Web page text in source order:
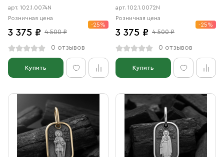
чернение
арт. 102.1.0074N
Розничная цена
3 375 ₽ 4 500 ₽
-25%
0 отзывов
Купить
чернение
арт. 102.1.0072N
Розничная цена
3 375 ₽ 4 500 ₽
-25%
0 отзывов
Купить